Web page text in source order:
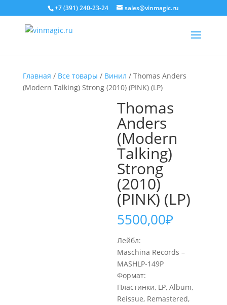
+7 (391) 240-23-24 sales@vinmagic.ru
Главная / Все товары / Винил / Thomas Anders
(Modern Talking) Strong (2010) (PINK) (LP)
Thomas
Anders
(Modern
Talking)
Strong
(2010)
(PINK) (LP)
5500,00₽
Лейбл:
Maschina Records –
MASHLP-149P
Формат:
Пластинки, LP, Album,
Reissue, Remastered,